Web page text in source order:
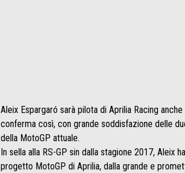
Aleix Espargaró sarà pilota di Aprilia Racing
conferma così, con grande soddisfazione delle
della MotoGP attuale.
In sella alla RS-GP sin dalla stagione 2017, Aleix
progetto MotoGP di Aprilia, dalla grande e